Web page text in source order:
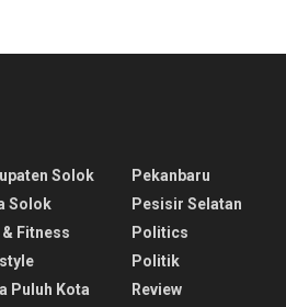
Solok
Solok
& Fitness
Puluh Kota
Pekanbaru
Pesisir Selatan
Politics
Politik
Review